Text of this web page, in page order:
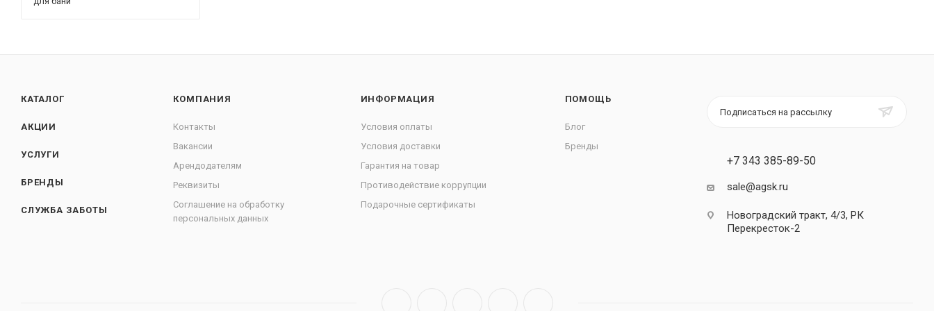
КАТАЛОГ
АКЦИИ
УСЛУГИ
БРЕНДЫ
СЛУЖБА ЗАБОТЫ
КОМПАНИЯ
Контакты
Вакансии
Арендодателям
Реквизиты
Соглашение на обработку
персональных данных
ИНФОРМАЦИЯ
Условия оплаты
Условия доставки
Гарантия на товар
Противодействие коррупции
Подарочные сертификаты
ПОМОЩЬ
Блог
Бренды
Подписаться на рассылку
+7 343 385-89-50
sale@agsk.ru
Новоградский тракт, 4/3, РК
Перекресток-2